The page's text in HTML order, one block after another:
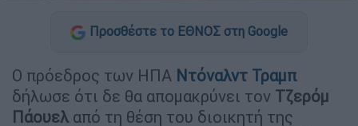
Προσθέστε το ΕΘΝΟΣ στη Google
Ο πρόεδρος των ΗΠΑ Ντόναλντ Τραμπ
δήλωσε ότι δε θα απομακρύνει τον Τζερόμ
Πάουελ από τη θέση του διοικητή της